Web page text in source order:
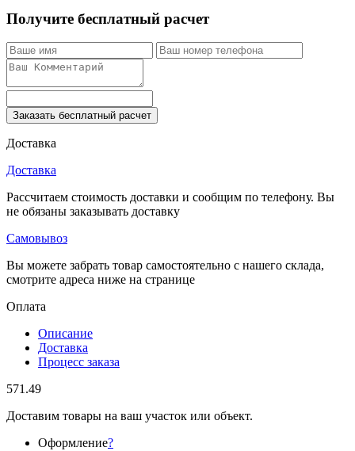
Получите бесплатный расчет
Заказать бесплатный расчет
Доставка
Доставка
Рассчитаем стоимость доставки и сообщим по телефону. Вы
не обязаны заказывать доставку
Самовывоз
Вы можете забрать товар самостоятельно с нашего склада,
смотрите адреса ниже на странице
Оплата
Описание
Доставка
Процесс заказа
571.49
Доставим товары на ваш участок или объект.
Оформление?